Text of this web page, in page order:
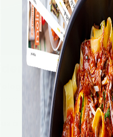
?
ou une solution
et verser la solution dans
par l’autre narine en
à trois fois par jour.